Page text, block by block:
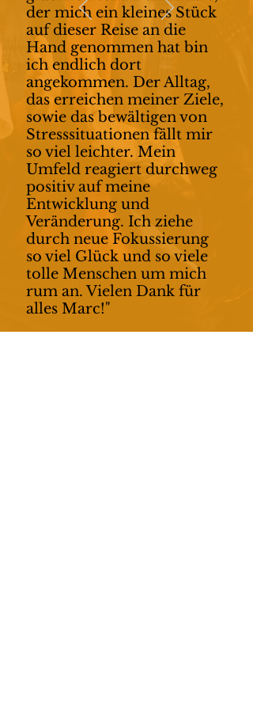
der mich ein kleines Stück
auf dieser Reise an die
Hand genommen hat bin
ich endlich dort
angekommen. Der Alltag,
das erreichen meiner Ziele,
sowie das bewältigen von
Stresssituationen fällt mir
so viel leichter. Mein
Umfeld reagiert durchweg
positiv auf meine
Entwicklung und
Veränderung. Ich ziehe
durch neue Fokussierung
so viel Glück und so viele
tolle Menschen um mich
rum an. Vielen Dank für
alles Marc!"